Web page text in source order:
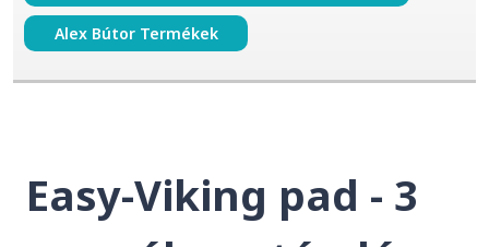
Alex Bútor Termékek
Easy-Viking pad - 3